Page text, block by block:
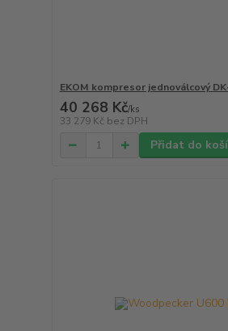
EKOM kompresor jednoválcový
40 268 Kč/ks
33 279 Kč bez DPH
Přidat do